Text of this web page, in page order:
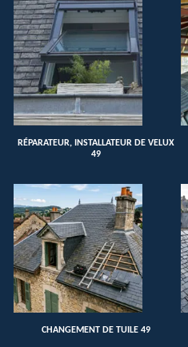
RÉPARATEUR, INSTALLATEUR DE VELUX
49
CHANGEMENT DE TUILE 49